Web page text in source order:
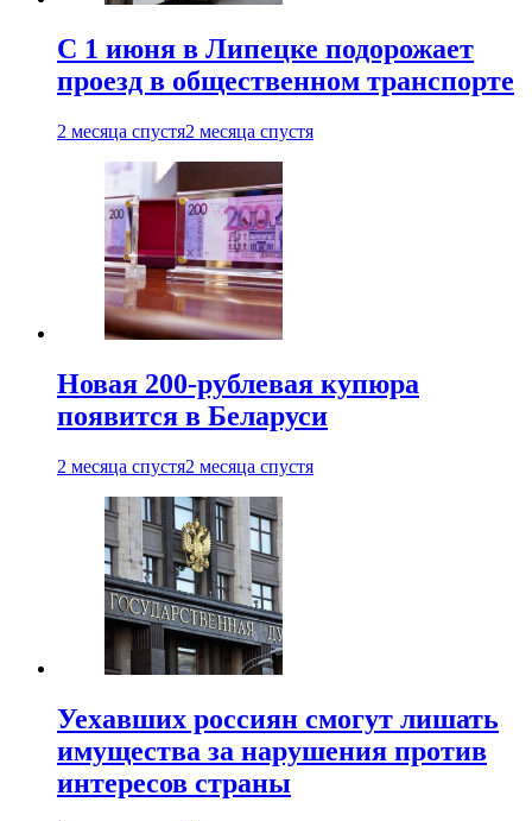
С 1 июня в Липецке подорожает
проезд в общественном транспорте
2 месяца спустя2 месяца спустя
Новая 200-рублевая купюра
появится в Беларуси
2 месяца спустя2 месяца спустя
Уехавших россиян смогут лишать
имущества за нарушения против
интересов страны